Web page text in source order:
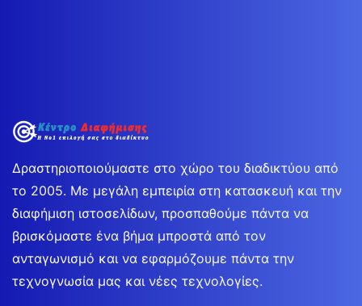
Δραστηριοποιούμαστε στο χώρο του διαδικτύου από
το 2005. Με μεγάλη εμπειρία στη κατασκευή και την
διαφήμιση ιστοσελίδων, προσπαθούμε πάντα να
βρισκόμαστε ένα βήμα μπροστά από τον
ανταγωνισμό και να εφαρμόζουμε πάντα την
τεχνογνωσία μας και νέες τεχνολογίες.